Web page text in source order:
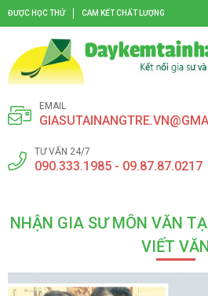
ĐƯỢC HỌC THỬ CAM KẾT CHẤT LƯỢNG
EMAIL
TƯ VẤN 24/7
090.333.1985 - 09.87.87.0217
NHẬN GIA SƯ MÔN VĂN
VIẾT